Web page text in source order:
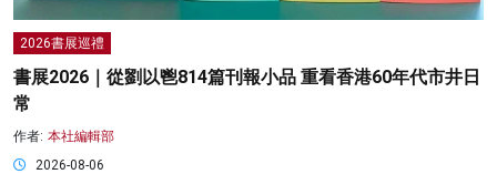
2026書展巡禮
書展2026｜從劉以鬯814篇刊報小品 重看香港60年代市井日
常
作者: 本社編輯部
2026-08-06